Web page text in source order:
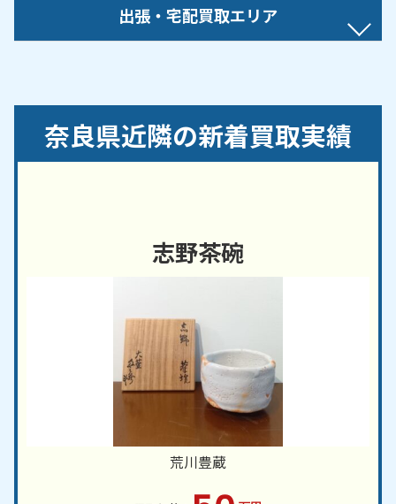
出張・宅配買取エリア
／上北山村／川上村／北葛城郡／北葛城郡王寺町／
北葛城郡河合町／北葛城郡上牧町／北葛城郡広陵町
村／天理市／十津川村／奈良市／野迫川村／東吉野
村／大和郡山市／大和高田市／山辺郡／山辺郡山添
・三重県・和歌山県 など、近隣地域からのご
依頼にも対応しております。
奈良県近隣の新着買取実績
志野茶碗
荒川豊蔵